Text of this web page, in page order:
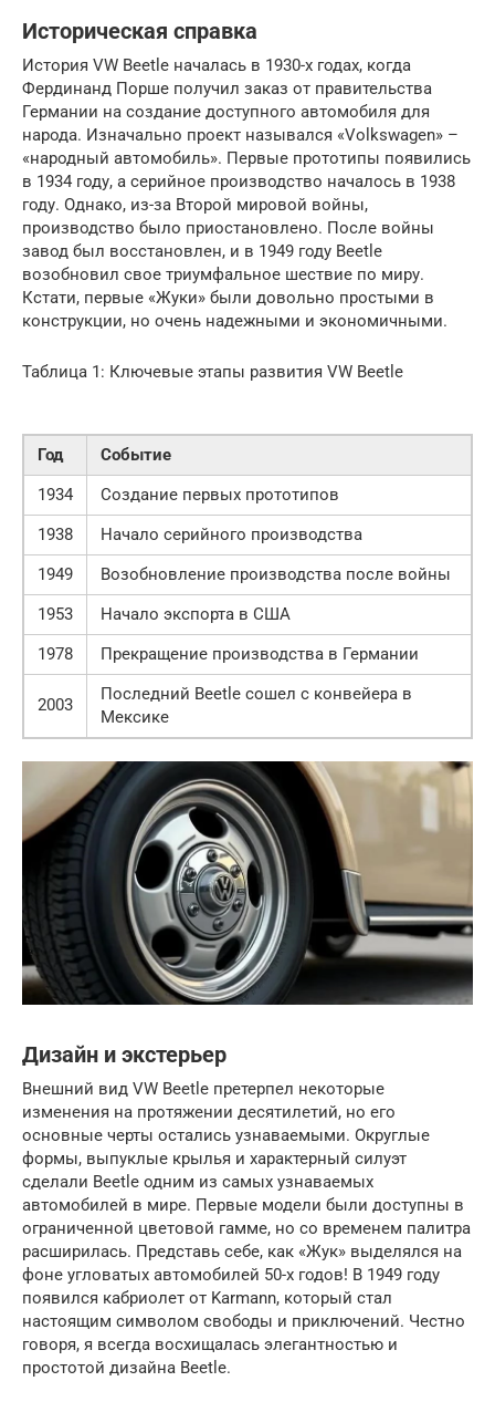
Историческая справка
История VW Beetle началась в 1930-х годах, когда
Фердинанд Порше получил заказ от правительства
Германии на создание доступного автомобиля для
народа. Изначально проект назывался «Volkswagen» –
«народный автомобиль». Первые прототипы появились
в 1934 году, а серийное производство началось в 1938
году. Однако, из-за Второй мировой войны,
производство было приостановлено. После войны
завод был восстановлен, и в 1949 году Beetle
возобновил свое триумфальное шествие по миру.
Кстати, первые «Жуки» были довольно простыми в
конструкции, но очень надежными и экономичными.
Таблица 1: Ключевые этапы развития VW Beetle
Год
Событие
1934
Создание первых прототипов
1938
Начало серийного производства
1949
Возобновление производства после войны
1953
Начало экспорта в США
1978
Прекращение производства в Германии
2003
Последний Beetle сошел с конвейера в
Мексике
Дизайн и экстерьер
Внешний вид VW Beetle претерпел некоторые
изменения на протяжении десятилетий, но его
основные черты остались узнаваемыми. Округлые
формы, выпуклые крылья и характерный силуэт
сделали Beetle одним из самых узнаваемых
автомобилей в мире. Первые модели были доступны в
ограниченной цветовой гамме, но со временем палитра
расширилась. Представь себе, как «Жук» выделялся на
фоне угловатых автомобилей 50-х годов! В 1949 году
появился кабриолет от Karmann, который стал
настоящим символом свободы и приключений. Честно
говоря, я всегда восхищалась элегантностью и
простотой дизайна Beetle.